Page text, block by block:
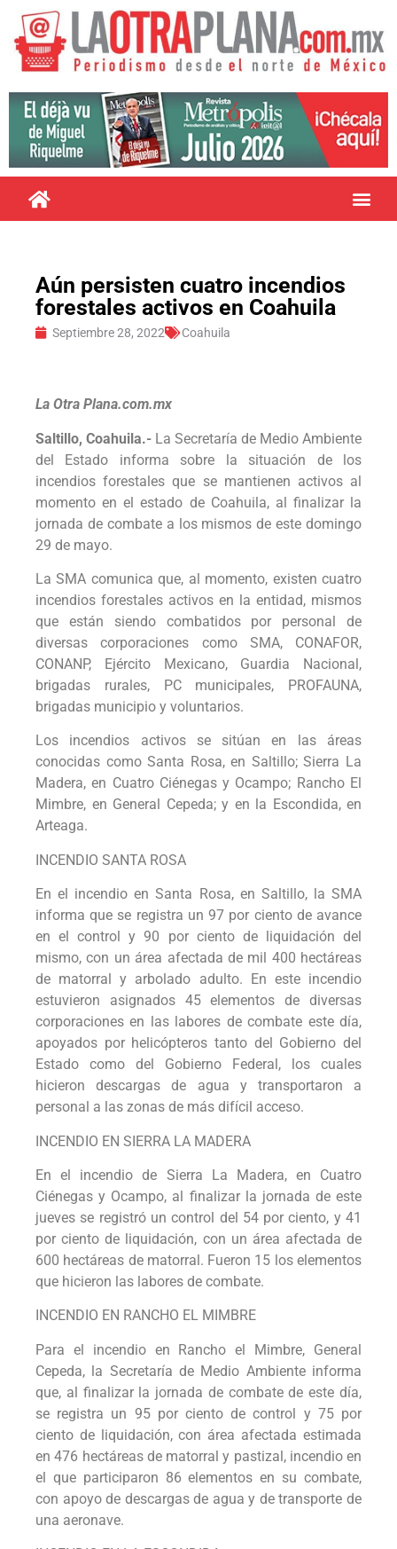
Aún persisten cuatro incendios
forestales activos en Coahuila
Septiembre 28, 2022 Coahuila
La Otra Plana.com.mx
Saltillo, Coahuila.- La Secretaría de Medio Ambiente
del Estado informa sobre la situación de los
incendios forestales que se mantienen activos al
momento en el estado de Coahuila, al finalizar la
jornada de combate a los mismos de este domingo
29 de mayo.
La SMA comunica que, al momento, existen cuatro
incendios forestales activos en la entidad, mismos
que están siendo combatidos por personal de
diversas corporaciones como SMA, CONAFOR,
CONANP, Ejército Mexicano, Guardia Nacional,
brigadas rurales, PC municipales, PROFAUNA,
brigadas municipio y voluntarios.
Los incendios activos se sitúan en las áreas
conocidas como Santa Rosa, en Saltillo; Sierra La
Madera, en Cuatro Ciénegas y Ocampo; Rancho El
Mimbre, en General Cepeda; y en la Escondida, en
Arteaga.
INCENDIO SANTA ROSA
En el incendio en Santa Rosa, en Saltillo, la SMA
informa que se registra un 97 por ciento de avance
en el control y 90 por ciento de liquidación del
mismo, con un área afectada de mil 400 hectáreas
de matorral y arbolado adulto. En este incendio
estuvieron asignados 45 elementos de diversas
corporaciones en las labores de combate este día,
apoyados por helicópteros tanto del Gobierno del
Estado como del Gobierno Federal, los cuales
hicieron descargas de agua y transportaron a
personal a las zonas de más difícil acceso.
INCENDIO EN SIERRA LA MADERA
En el incendio de Sierra La Madera, en Cuatro
Ciénegas y Ocampo, al finalizar la jornada de este
jueves se registró un control del 54 por ciento, y 41
por ciento de liquidación, con un área afectada de
600 hectáreas de matorral. Fueron 15 los elementos
que hicieron las labores de combate.
INCENDIO EN RANCHO EL MIMBRE
Para el incendio en Rancho el Mimbre, General
Cepeda, la Secretaría de Medio Ambiente informa
que, al finalizar la jornada de combate de este día,
se registra un 95 por ciento de control y 75 por
ciento de liquidación, con área afectada estimada
en 476 hectáreas de matorral y pastizal, incendio en
el que participaron 86 elementos en su combate,
con apoyo de descargas de agua y de transporte de
una aeronave.